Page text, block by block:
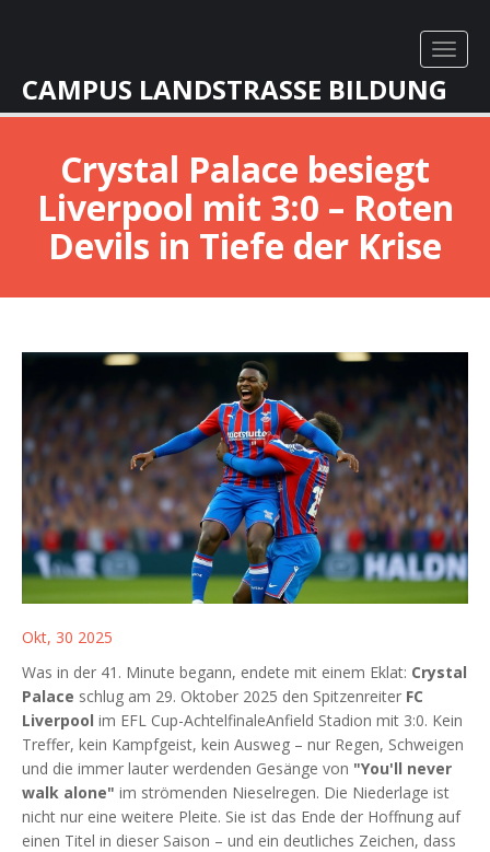
CAMPUS LANDSTRASSE BILDUNG
Crystal Palace besiegt
Liverpool mit 3:0 – Roten
Devils in Tiefe der Krise
Okt, 30 2025
Was in der 41. Minute begann, endete mit einem Eklat: Crystal
Palace schlug am 29. Oktober 2025 den Spitzenreiter FC
Liverpool im EFL Cup-AchtelfinaleAnfield Stadion mit 3:0. Kein
Treffer, kein Kampfgeist, kein Ausweg – nur Regen, Schweigen
und die immer lauter werdenden Gesänge von "You'll never
walk alone" im strömenden Nieselregen. Die Niederlage ist
nicht nur eine weitere Pleite. Sie ist das Ende der Hoffnung auf
einen Titel in dieser Saison – und ein deutliches Zeichen, dass